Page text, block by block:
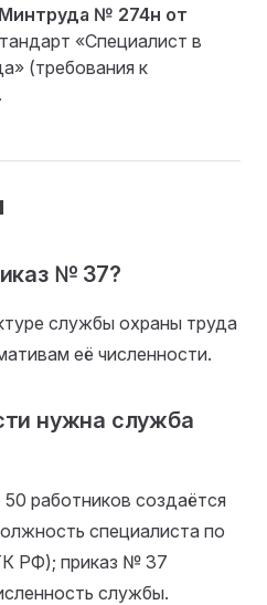
№ 274н от
«Специалист в
(требования к
№ 37?
службы охраны труда
её численности.
нужна служба
работников создаётся
специалиста по
РФ); приказ № 37
службы.